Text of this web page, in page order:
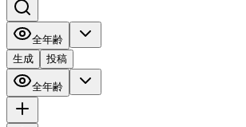
全年齢
生成
投稿
全年齢